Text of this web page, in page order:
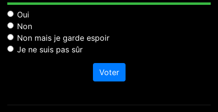
Oui
Non
Non mais je garde espoir
Je ne suis pas sûr
Voter